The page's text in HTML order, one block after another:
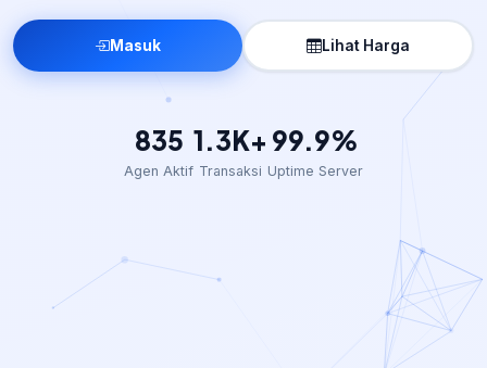
Masuk Lihat Harga
835
Agen Aktif
1.3K+
Transaksi
99.9%
Uptime Server